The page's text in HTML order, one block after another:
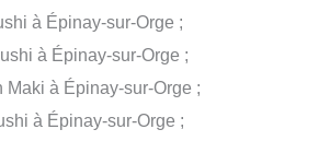
à Épinay-sur-Orge ;
à Épinay-sur-Orge ;
Maki à Épinay-sur-Orge ;
à Épinay-sur-Orge ;